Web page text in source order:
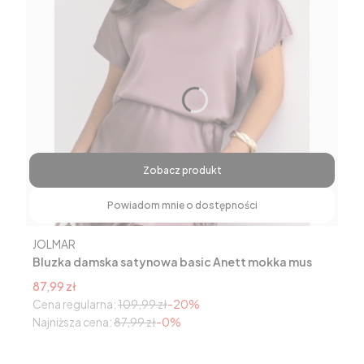
Zobacz produkt
Powiadom mnie o dostępności
Bluzka damska satynowa basic Anett mokka mus
Producent
JOLMAR
Cena promocyjna
87,99 zł
Cena regularna:109,99 zł-20%
Najniższa cena:87,99 zł-0%